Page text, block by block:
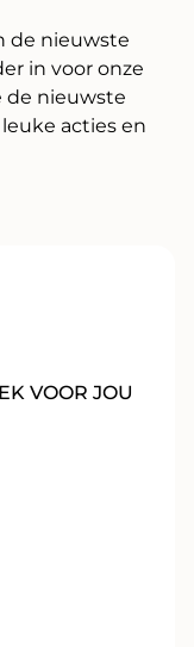
de nieuwste
in voor onze
de nieuwste
acties en
VOOR JOU